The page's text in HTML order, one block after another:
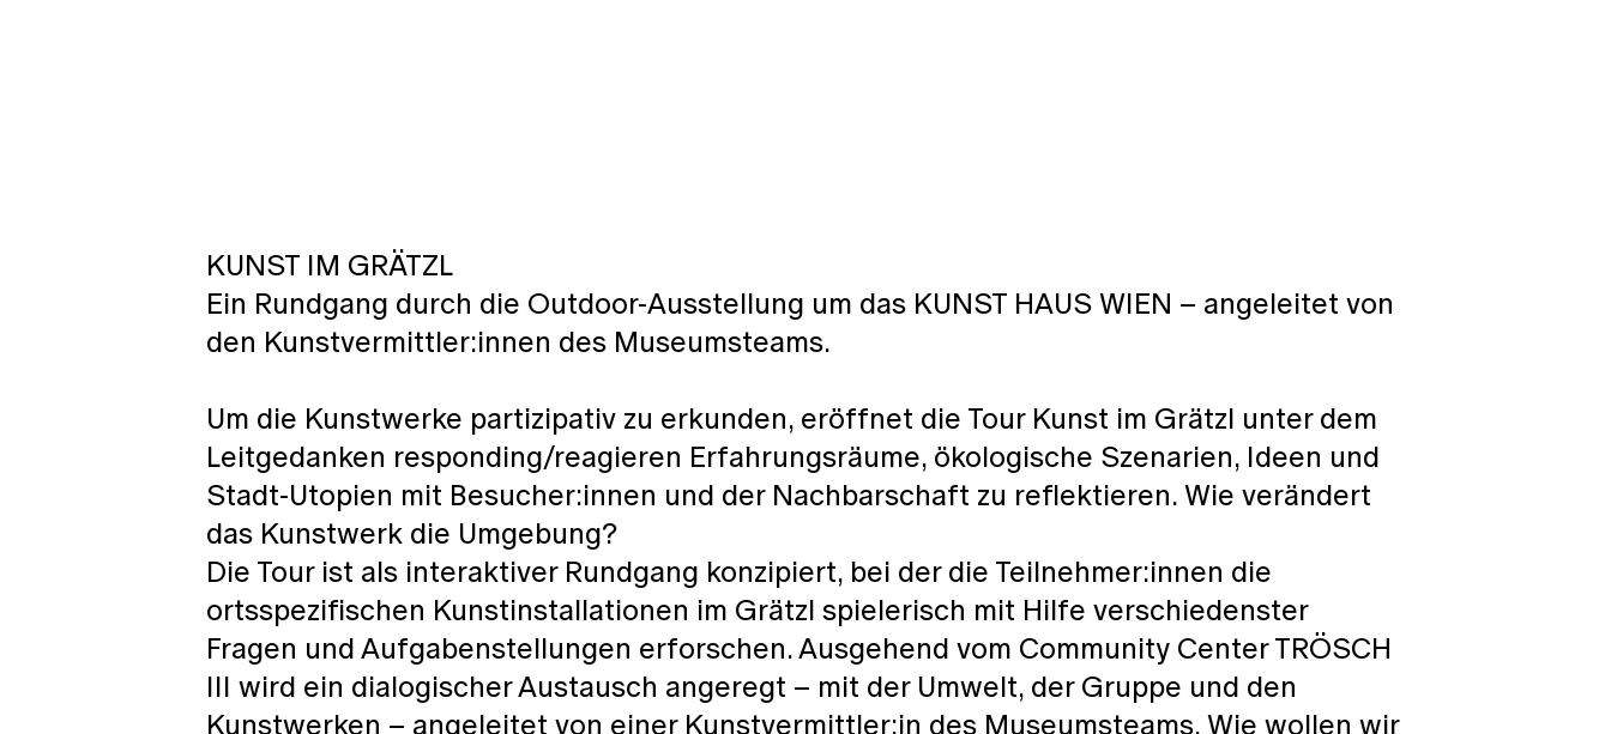
KUNST IM GRÄTZL
Ein Rundgang durch die Outdoor-Ausstellung um das KUNST HAUS WIEN – angeleitet von
den Kunstvermittler:innen des Museumsteams.
Um die Kunstwerke partizipativ zu erkunden, eröffnet die TourKunst im Grätzl unter dem
Leitgedanken responding/reagieren Erfahrungsräume, ökologische Szenarien, Ideen und
Stadt-Utopien mit Besucher:innen und der Nachbarschaft zu reflektieren. Wie verändert
das Kunstwerk die Umgebung?
Die Tour ist als interaktiver Rundgang konzipiert, bei der die Teilnehmer:innen die
ortsspezifischen Kunstinstallationen im Grätzl spielerisch mit Hilfe verschiedenster
Fragen und Aufgabenstellungen erforschen. Ausgehend vom Community Center TRÖSCH
III wird ein dialogischer Austausch angeregt – mit der Umwelt, der Gruppe und den
Kunstwerken – angeleitet von einer Kunstvermittler:in des Museumsteams. Wie wollen wir